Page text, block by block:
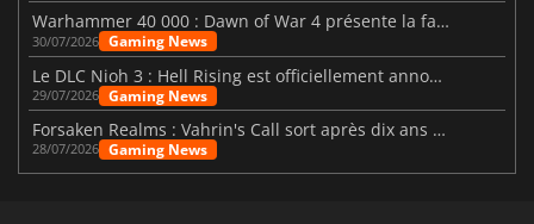
Warhammer 40 000 : Dawn of War 4 présente la faction des Nécrons
30/07/2026 Gaming News
Le DLC Nioh 3 : Hell Rising est officiellement annoncé
29/07/2026 Gaming News
Forsaken Realms : Vahrin's Call sort après dix ans de développement
28/07/2026 Gaming News